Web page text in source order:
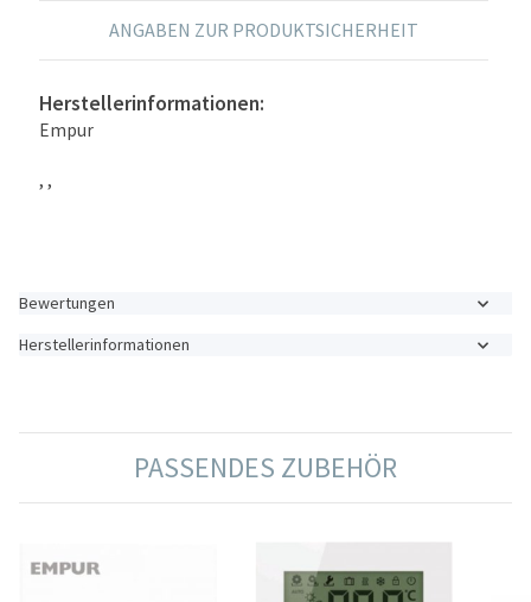
ANGABEN ZUR PRODUKTSICHERHEIT
Herstellerinformationen:
Empur
, ,
Bewertungen
Herstellerinformationen
PASSENDES ZUBEHÖR